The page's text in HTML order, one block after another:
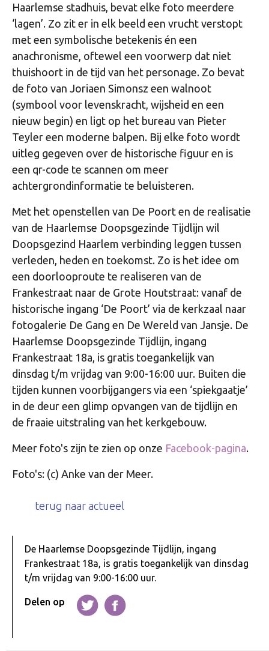
Haarlemse stadhuis, bevat elke foto meerdere
‘lagen’. Zo zit er in elk beeld een vrucht verstopt
met een symbolische betekenis én een
anachronisme, oftewel een voorwerp dat niet
thuishoort in de tijd van het personage. Zo bevat
de foto van Joriaen Simonsz een walnoot
(symbool voor levenskracht, wijsheid en een
nieuw begin) en ligt op het bureau van Pieter
Teyler een moderne balpen. Bij elke foto wordt
uitleg gegeven over de historische figuur en is
een qr-code te scannen om meer
achtergrondinformatie te beluisteren.
Met het openstellen van De Poort en de realisatie
van de Haarlemse Doopsgezinde Tijdlijn wil
Doopsgezind Haarlem verbinding leggen tussen
verleden, heden en toekomst. Zo is het idee om
een doorlooproute te realiseren van de
Frankestraat naar de Grote Houtstraat: vanaf de
historische ingang ‘De Poort’ via de kerkzaal naar
fotogalerie De Gang en De Wereld van Jansje. De
Haarlemse Doopsgezinde Tijdlijn, ingang
Frankestraat 18a, is gratis toegankelijk van
dinsdag t/m vrijdag van 9:00-16:00 uur. Buiten die
tijden kunnen voorbijgangers via een ‘spiekgaatje’
in de deur een glimp opvangen van de tijdlijn en
de fraaie uitstraling van het kerkgebouw.
Meer foto's zijn te zien op onze Facebook-pagina.
Foto's: (c) Anke van der Meer.
terug naar actueel
De Haarlemse Doopsgezinde Tijdlijn, ingang
Frankestraat 18a, is gratis toegankelijk van dinsdag
t/m vrijdag van 9:00-16:00 uur.